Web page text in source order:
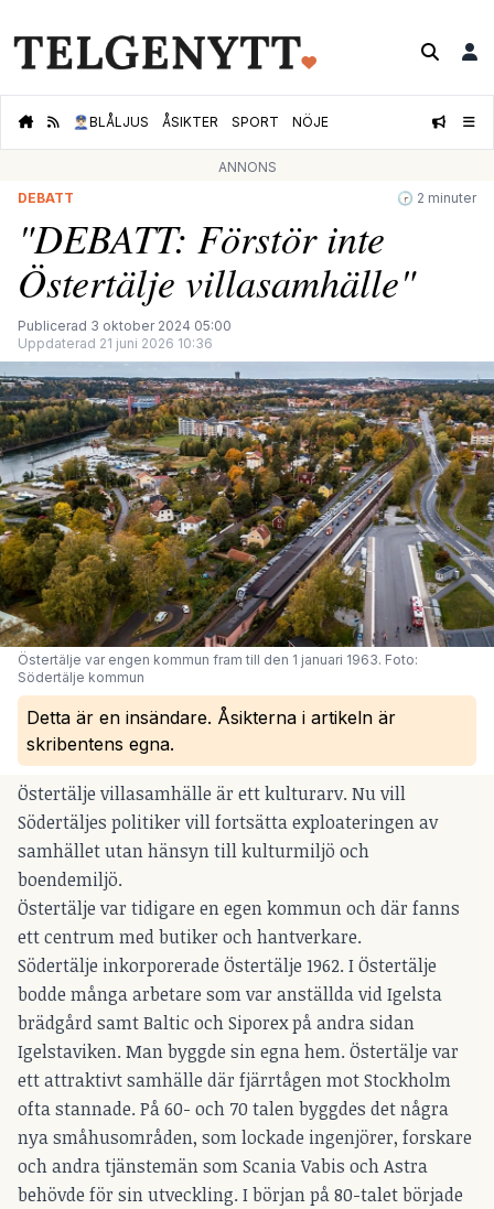
👮🏻‍♂️BLÅLJUS ÅSIKTER SPORT NÖJE
ANNONS
DEBATT
🕝 2 minuter
"DEBATT: Förstör inte
Östertälje villasamhälle"
Publicerad 3 oktober 2024 05:00
Uppdaterad 21 juni 2026 10:36
Östertälje var engen kommun fram till den 1 januari 1963. Foto:
Södertälje kommun
Detta är en insändare. Åsikterna i artikeln är
skribentens egna.
Östertälje villasamhälle är ett kulturarv. Nu vill
Södertäljes politiker vill fortsätta exploateringen av
samhället utan hänsyn till kulturmiljö och
boendemiljö.
Östertälje var tidigare en egen kommun och där fanns
ett centrum med butiker och hantverkare.
Södertälje inkorporerade Östertälje 1962. I Östertälje
bodde många arbetare som var anställda vid Igelsta
brädgård samt Baltic och Siporex på andra sidan
Igelstaviken. Man byggde sin egna hem. Östertälje var
ett attraktivt samhälle där fjärrtågen mot Stockholm
ofta stannade. På 60- och 70 talen byggdes det några
nya småhusområden, som lockade ingenjörer, forskare
och andra tjänstemän som Scania Vabis och Astra
behövde för sin utveckling. I början på 80-talet började